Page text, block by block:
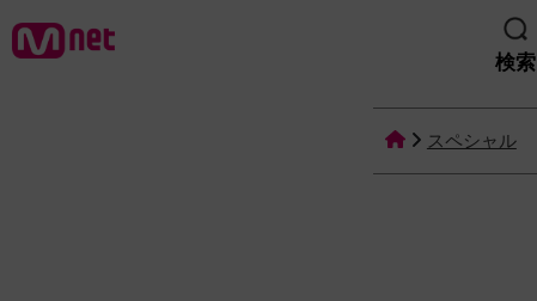
検索
スペシャル